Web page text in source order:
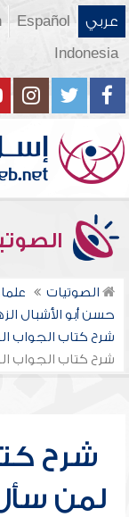
عربي Español
Indonesia
الصوتيات
حسن أبو الأشبال
شرح كتاب الجواب
شرح كتاب الجواب
شرح
لمن